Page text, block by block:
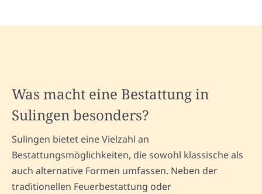
Was macht eine Bestattung in
Sulingen besonders?
Sulingen bietet eine Vielzahl an
Bestattungsmöglichkeiten, die sowohl klassische als
auch alternative Formen umfassen. Neben der
traditionellen Feuerbestattung oder